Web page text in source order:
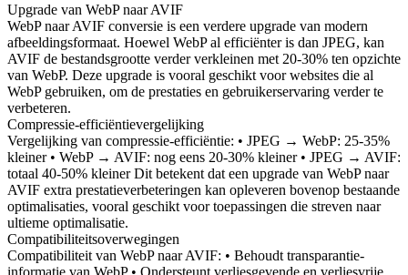
Upgrade van WebP naar AVIF
WebP naar AVIF conversie is een verdere upgrade van modern
afbeeldingsformaat. Hoewel WebP al efficiënter is dan JPEG, kan
AVIF de bestandsgrootte verder verkleinen met 20-30% ten opzichte
van WebP. Deze upgrade is vooral geschikt voor websites die al
WebP gebruiken, om de prestaties en gebruikerservaring verder te
verbeteren.
Compressie-efficiëntievergelijking
Vergelijking van compressie-efficiëntie: • JPEG → WebP: 25-35%
kleiner • WebP → AVIF: nog eens 20-30% kleiner • JPEG → AVIF:
totaal 40-50% kleiner Dit betekent dat een upgrade van WebP naar
AVIF extra prestatieverbeteringen kan opleveren bovenop bestaande
optimalisaties, vooral geschikt voor toepassingen die streven naar
ultieme optimalisatie.
Compatibiliteitsoverwegingen
Compatibiliteit van WebP naar AVIF: • Behoudt transparantie-
informatie van WebP • Ondersteunt verliesgevende en verliesvrije